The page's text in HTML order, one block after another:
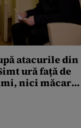
atacurile din
ură față de
nici măcar